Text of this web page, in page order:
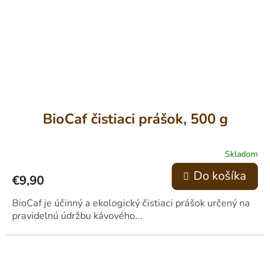
BioCaf čistiaci prášok, 500 g
Skladom
€9,90 Do košíka
BioCaf je účinný a ekologický čistiaci prášok určený na
pravidelnú údržbu kávového...